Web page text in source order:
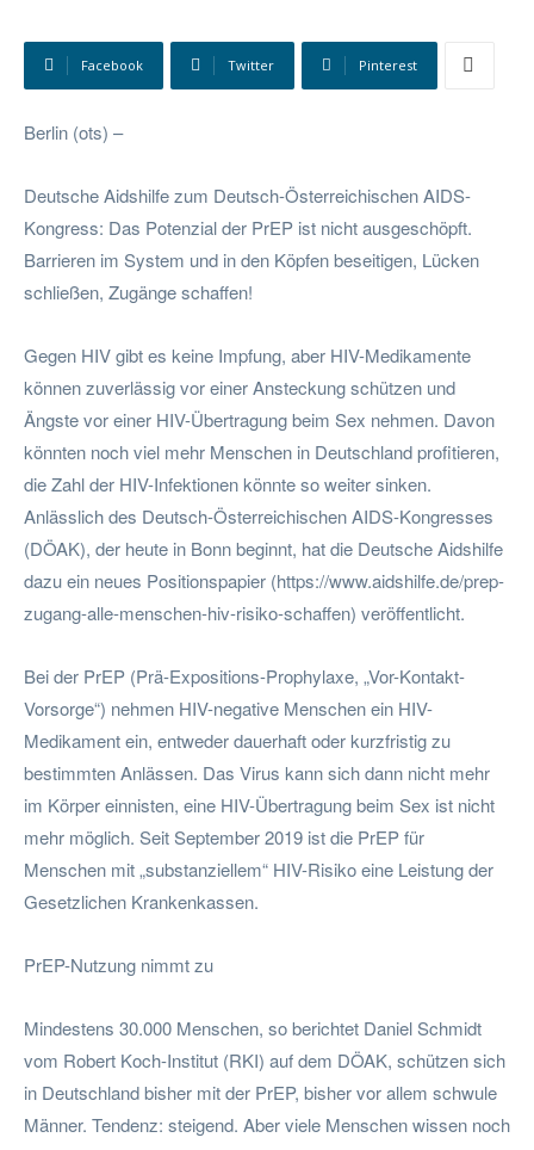
Facebook Twitter Pinterest
Berlin (ots) –
Deutsche Aidshilfe zum Deutsch-Österreichischen AIDS-
Kongress: Das Potenzial der PrEP ist nicht ausgeschöpft.
Barrieren im System und in den Köpfen beseitigen, Lücken
schließen, Zugänge schaffen!
Gegen HIV gibt es keine Impfung, aber HIV-Medikamente
können zuverlässig vor einer Ansteckung schützen und
Ängste vor einer HIV-Übertragung beim Sex nehmen. Davon
könnten noch viel mehr Menschen in Deutschland profitieren,
die Zahl der HIV-Infektionen könnte so weiter sinken.
Anlässlich des Deutsch-Österreichischen AIDS-Kongresses
(DÖAK), der heute in Bonn beginnt, hat die Deutsche Aidshilfe
dazu ein neues Positionspapier (https://www.aidshilfe.de/prep-
zugang-alle-menschen-hiv-risiko-schaffen) veröffentlicht.
Bei der PrEP (Prä-Expositions-Prophylaxe, „Vor-Kontakt-
Vorsorge“) nehmen HIV-negative Menschen ein HIV-
Medikament ein, entweder dauerhaft oder kurzfristig zu
bestimmten Anlässen. Das Virus kann sich dann nicht mehr
im Körper einnisten, eine HIV-Übertragung beim Sex ist nicht
mehr möglich. Seit September 2019 ist die PrEP für
Menschen mit „substanziellem“ HIV-Risiko eine Leistung der
Gesetzlichen Krankenkassen.
PrEP-Nutzung nimmt zu
Mindestens 30.000 Menschen, so berichtet Daniel Schmidt
vom Robert Koch-Institut (RKI) auf dem DÖAK, schützen sich
in Deutschland bisher mit der PrEP, bisher vor allem schwule
Männer. Tendenz: steigend. Aber viele Menschen wissen noch